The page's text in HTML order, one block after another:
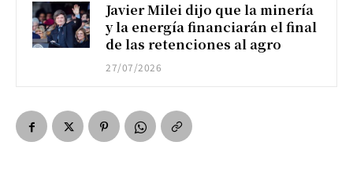
Javier Milei dijo que la minería
y la energía financiarán el final
de las retenciones al agro
27/07/2026